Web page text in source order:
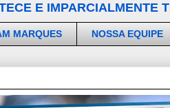
E IMPARCIALMENTE
MARQUES NOSSA EQUIPE